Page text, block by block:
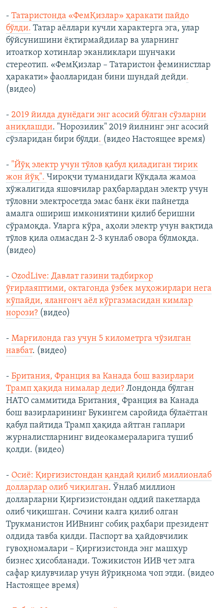
- Татаристонда «ФемҚизлар» ҳаракати пайдо
бўлди. Татар аёллари кучли характерга эга, улар
бўйсунишини ёқтирмайдилар ва уларнинг
итоаткор хотинлар эканликлари шунчаки
стереотип. «ФемҚизлар – Татаристон феминистлар
ҳаракати» фаолларидан бини шундай дейди.
(видео)​
- 2019 йилда дунёдаги энг асосий бўлган сўзларни
аниқлашди. "Норозилик" 2019 йилнинг энг асосий
сўзларидан бири бўлди. (видео Настоящее время)​
- "Йўқ электр учун тўлов қабул қиладиган тирик
жон йўқ". Чироқчи туманидаги Кўкдала жамоа
хўжалигида яшовчилар раҳбарлардан электр учун
тўловни электросетда эмас банк ëки пайнетда
амалга ошириш имкониятини қилиб беришни
сўрамоқда. Уларга кўра¸ аҳоли электр учун вақтида
тўлов қила олмасдан 2-3 кунлаб овора бўлмоқда.
(видео​)
- OzodLive: Давлат газини тадбиркор
ўғирлаяптими, октагонда ўзбек муҳожирлари нега
кўпайди, яланғонч аёл кўргазмасидан кимлар
норози? (видео​)
- Марғилонда газ учун 5 километрга чўзилган
навбат. (видео​)
- Британия, Франция ва Канада бош вазирлари
Трамп ҳақида нималар деди? Лондонда бўлган
НАТО саммитида Британия¸ Франция ва Канада
бош вазирларининг Букингем саройида бўлаëтган
қабул пайтида Трамп ҳақида айтган гаплари
журналистларнинг видеокамераларига тушиб
қолди. (видео​)
- Осиё: Қирғизистондан қандай қилиб миллионлаб
долларлар олиб чиқилган. Ўнлаб миллион
долларларни Қирғизистондан оддий пакетларда
олиб чиқишган. Сочини калга қилиб олган
Трукманистон ИИВнинг собиқ раҳбари президент
олдида тавба қилди. Паспорт ва ҳайдовчилик
гувоҳномалари – Қирғизистонда энг машҳур
бизнес ҳисобланади. Тожикистон ИИВ чет элга
сафар қилувчилар учун йўриқнома чоп этди. (видео
Настоящее время)​